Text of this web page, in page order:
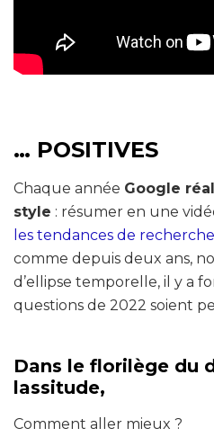
… POSITIVES
Chaque année Google
style : résumer en une
les tendances de
comme depuis deux ans,
d’ellipse temporelle, il y a
questions de 2022 soient
Dans le florilège du
lassitude,
Comment aller mieux ?